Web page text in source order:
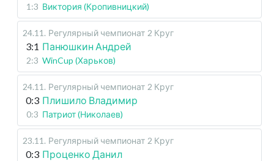
1:3 Виктория (Кропивницкий)
24.11 . Регулярный чемпионат 2 Круг
3:1 Панюшкин Андрей
2:3 WinCup (Харьков)
24.11 . Регулярный чемпионат 2 Круг
0:3 Плишило Владимир
0:3 Патриот (Николаев)
23.11 . Регулярный чемпионат 2 Круг
0:3 Проценко Данил